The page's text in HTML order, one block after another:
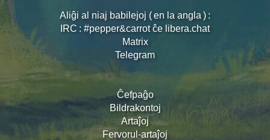
Aliĝi al niaj babilejoj ( en la angla ) :
IRC : #pepper&carrot ĉe libera.chat
Matrix
Telegram
Ĉefpaĝo
Bildrakontoj
Artaĵoj
Fervorul-artaĵoj